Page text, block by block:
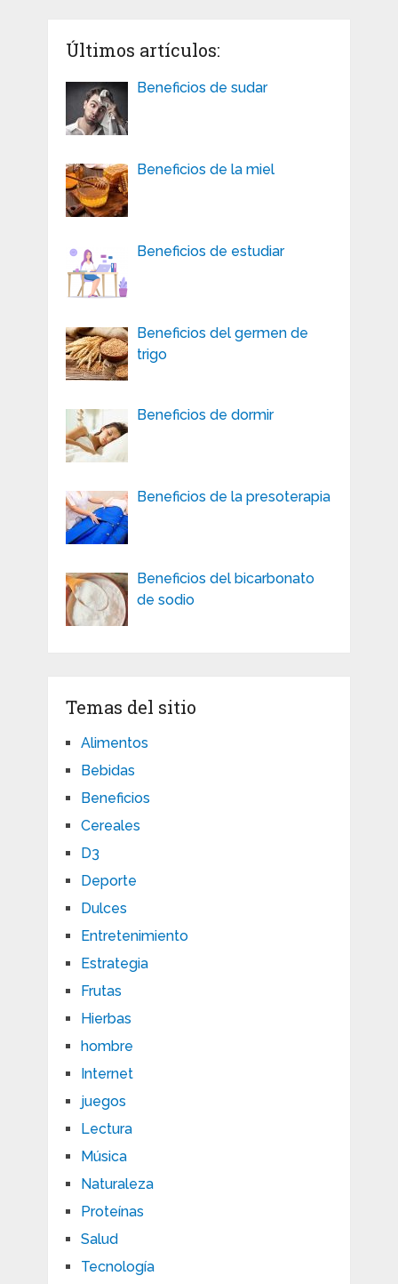
Últimos artículos:
Beneficios de sudar
Beneficios de la miel
Beneficios de estudiar
Beneficios del germen de
trigo
Beneficios de dormir
Beneficios de la presoterapia
Beneficios del bicarbonato
de sodio
Temas del sitio
Alimentos
Bebidas
Beneficios
Cereales
D3
Deporte
Dulces
Entretenimiento
Estrategia
Frutas
Hierbas
hombre
Internet
juegos
Lectura
Música
Naturaleza
Proteínas
Salud
Tecnología